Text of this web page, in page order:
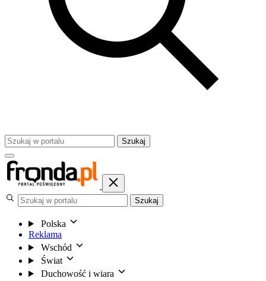
Szukaj
Szukaj
Polska
Reklama
Wschód
Świat
Duchowość i wiara